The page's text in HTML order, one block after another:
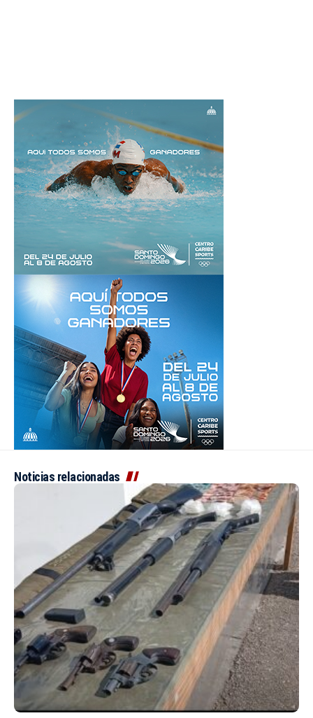
Noticias relacionadas